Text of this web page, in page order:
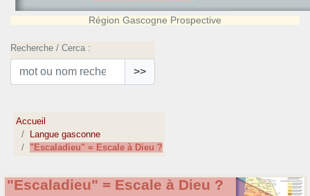
Région Gascogne Prospective
Recherche / Cerca :
>>
Accueil
Langue gasconne
"Escaladieu" = Escale à Dieu ?
"Escaladieu" = Escale à Dieu ?